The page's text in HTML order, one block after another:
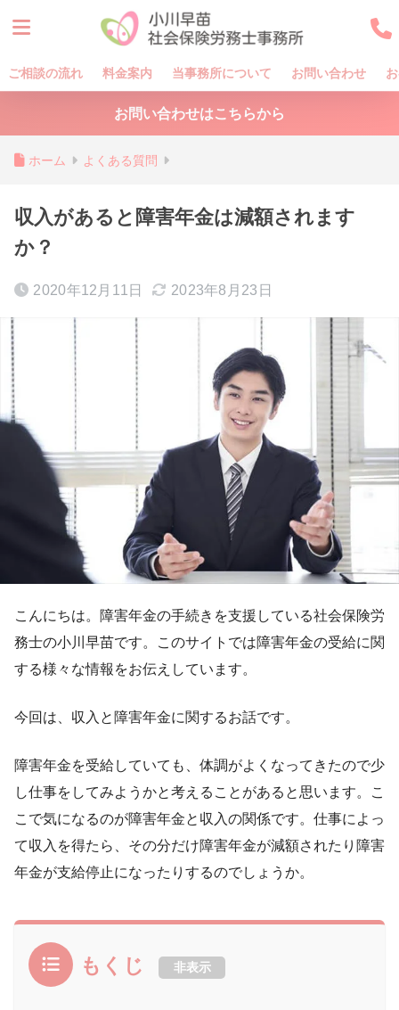
ご相談の流れ 料金案内 当事務所について お問い合わせ
お問い合わせはこちらから
ホーム よくある質問
収入があると障害年金は減額されます
か？
2020年12月11日 2023年8月23日
こんにちは。障害年金の手続きを支援している社会保険労
務士の小川早苗です。このサイトでは障害年金の受給に関
する様々な情報をお伝えしています。
今回は、収入と障害年金に関するお話です。
障害年金を受給していても、体調がよくなってきたので少
し仕事をしてみようかと考えることがあると思います。こ
こで気になるのが障害年金と収入の関係です。仕事によっ
て収入を得たら、その分だけ障害年金が減額されたり障害
年金が支給停止になったりするのでしょうか。
もくじ 非表示